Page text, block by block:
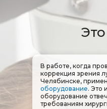
В работе, когда
коррекция зрения
Челябинске,
оборудование. Это
оборудование
требованиям